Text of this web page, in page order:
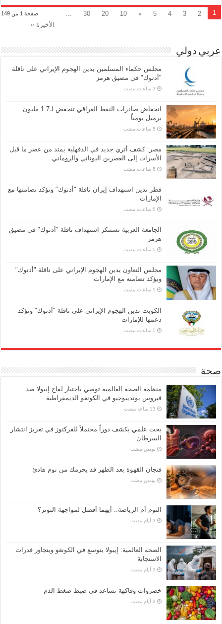
صفحة 1 من 149 1
2
3
4
5
»
10
20
30
الأخيرة »
عربي دولي
مجلس حكماء المسلمين يدين الهجوم الإيراني على ناقلة
"أدنوك" في مضيق هرمز
انخفاض صادرات النفط العراقي تنخفض لـ1.7 مليون
برميل يومياً
مصر: كشف أثري جديد في الدقهلية يمتد من عصر ما قبل
الأسرات إلى العصرين اليوناني والروماني
قطر تدين استهداف إيران ناقلة "أدنوك" وتؤكد تضامنها مع
الإمارات
الجامعة العربية تستنكر استهداف ناقلة "أدنوك" في مضيق
هرمز
مجلس التعاون يدين الهجوم الإيراني على ناقلة "أدنوك"
ويؤكد تضامنه مع الإمارات
الكويت تدين الهجوم الإيراني على ناقلة "أدنوك" وتؤكد
دعمها للإمارات
صحة
منظمة الصحة العالمية توصي باختبار لقاح إيبولا ضد
فيروس بونديبوجيو في الكونغو الديمقراطية
بحث علمي يكشف دوراً محتملاً للفركتوز في تعزيز انتشار
السرطان
‏يومين مضت
فنجان القهوة بعد الظهر قد يحرمك من نوم هادئ
‏يومين مضت
النوم أم الرياضة.. أيهما أفضل لمواجهة التوتر؟
الصحة العالمية: إيبولا يتوسع في الكونغو ويتجاوز قدرات
الاستجابة
خضروات وفاكهة تساعد في ضبط ضغط الدم